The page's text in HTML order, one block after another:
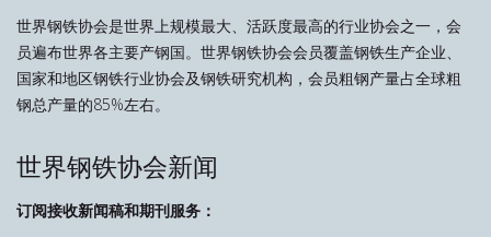
世界钢铁协会是世界上规模最大、活跃度最高的行业协会之一，会
员遍布世界各主要产钢国。世界钢铁协会会员覆盖钢铁生产企业、
国家和地区钢铁行业协会及钢铁研究机构，会员粗钢产量占全球粗
钢总产量的85%左右。
世界钢铁协会新闻
订阅接收新闻稿和期刊服务：